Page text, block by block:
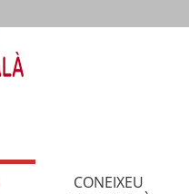
CONEIXEU